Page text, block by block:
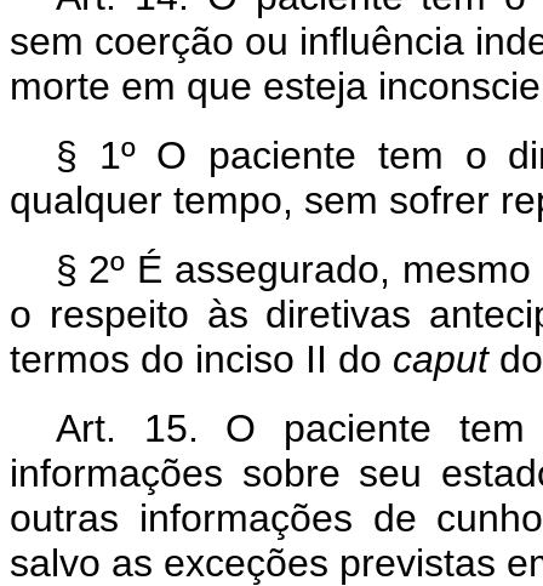
sem coerção ou influência
morte em que esteja
§ 1º O paciente tem o
qualquer tempo, sem sofrer
§ 2º É assegurado,
o respeito às diretivas
termos do inciso II do caputdo
Art. 15. O paciente tem
informações sobre seu
outras informações de
salvo as exceções previstas